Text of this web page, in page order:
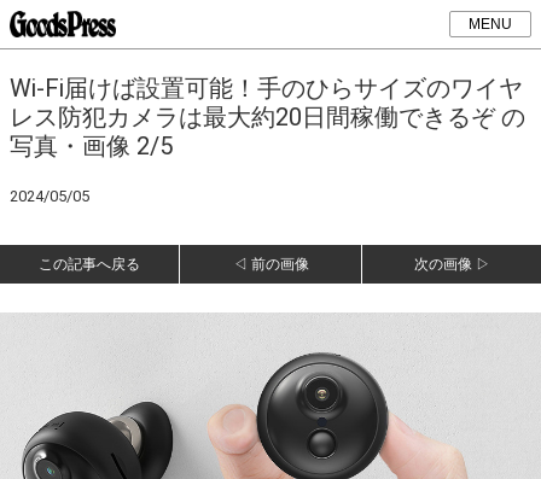
MENU
Wi-Fi届けば設置可能！手のひらサイズのワイヤ
レス防犯カメラは最大約20日間稼働できるぞ の
写真・画像 2/5
2024/05/05
この記事へ戻る ◁ 前の画像 次の画像 ▷